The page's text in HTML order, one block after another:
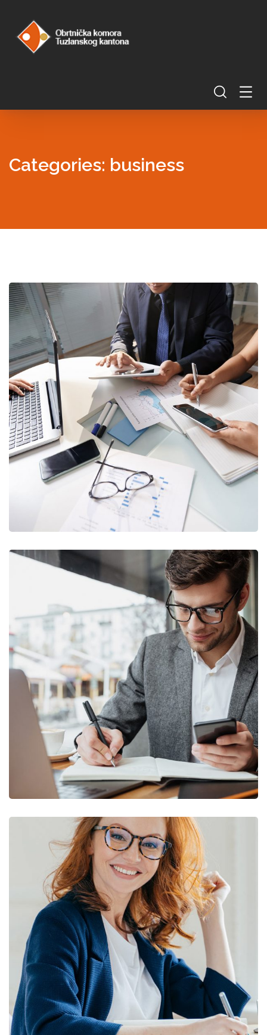
Categories: business
Business Consultation
BUSINESS/ FINANCE
Enterprise Loan
BUSINESS/MARKETING
Financial Statements
BUSINESS FINANCE